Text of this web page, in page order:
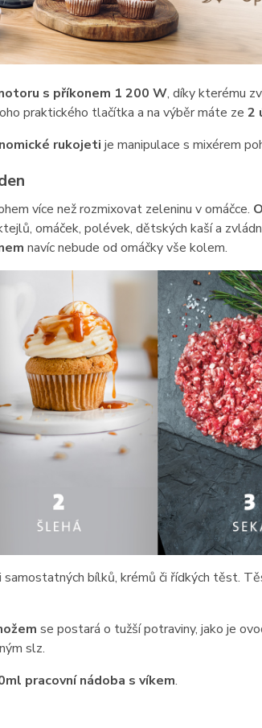
s příkonem 1 200 W, díky kterému
praktického tlačítka a na výběr máte ze 2
rukojeti je manipulace s mixérem
více než rozmixovat zeleninu v omáčce.
omáček, polévek, dětských kaší a
navíc nebude od omáčky vše kolem.
samostatných bílků, krémů či řídkých těst.
se postará o tužší potraviny, jako je
slz.
pracovní nádoba s víkem.